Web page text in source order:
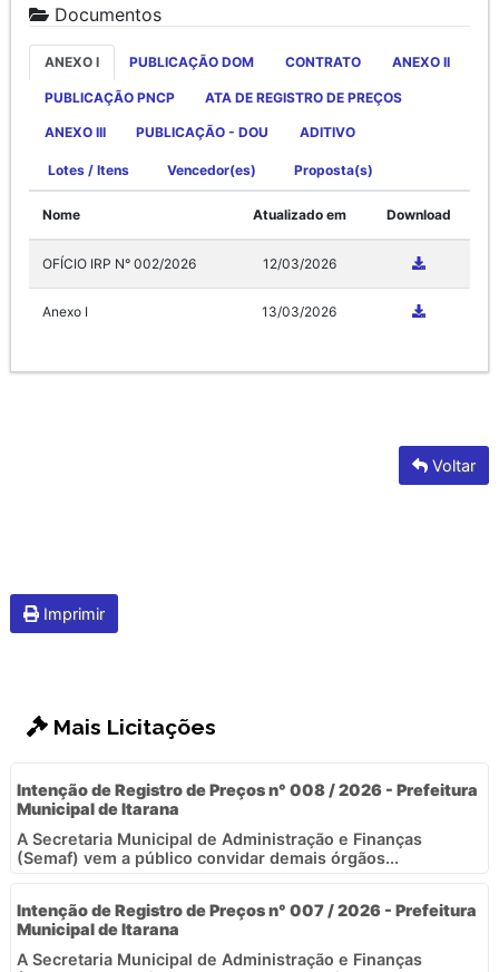
Documentos
ANEXO I PUBLICAÇÃO DOM CONTRATO ANEXO II
PUBLICAÇÃO PNCP ATA DE REGISTRO DE PREÇOS
ANEXO III PUBLICAÇÃO - DOU ADITIVO
Lotes / Itens Vencedor(es) Proposta(s)
Nome Atualizado em Download
OFÍCIO IRP N° 002/2026 12/03/2026
Anexo I 13/03/2026
Voltar
Imprimir
Mais Licitações
Intenção de Registro de Preços n° 008 / 2026 - Prefeitura
Municipal de Itarana
A Secretaria Municipal de Administração e Finanças
(Semaf) vem a público convidar demais órgãos...
Intenção de Registro de Preços n° 007 / 2026 - Prefeitura
Municipal de Itarana
A Secretaria Municipal de Administração e Finanças